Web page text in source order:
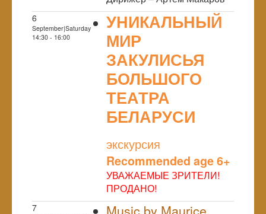
6
September|Saturday
14:30 - 16:00
УНИКАЛЬНЫЙ
МИР
ЗАКУЛИСЬЯ
БОЛЬШОГО
ТЕАТРА
БЕЛАРУСИ
экскурсия
Recommended age 6+
УВАЖАЕМЫЕ ЗРИТЕЛИ!
ПРОДАНО!
7
Music by Maurice